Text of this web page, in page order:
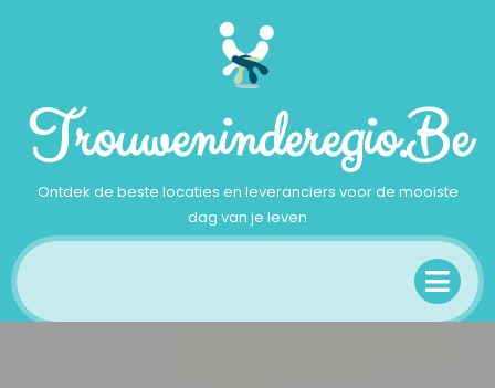
Trouweninderegio.be
Ontdek de beste locaties en leveranciers voor de mooiste
dag van je leven